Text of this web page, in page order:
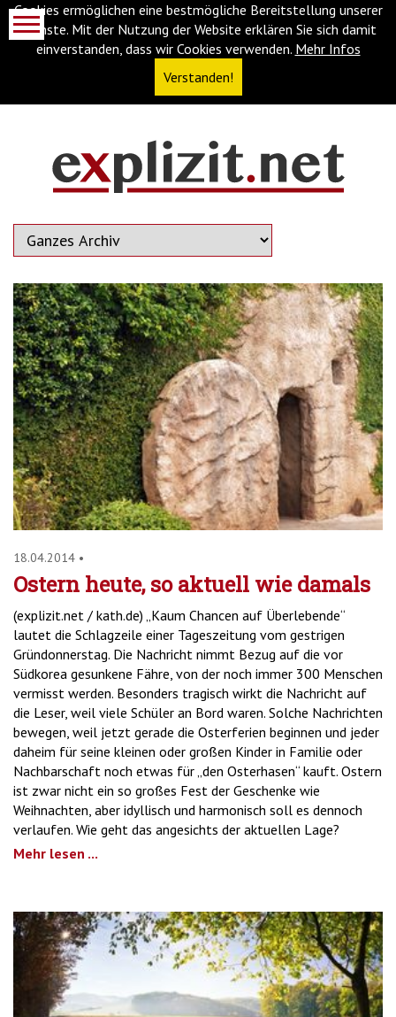
Cookies ermöglichen eine bestmögliche Bereitstellung unserer
Dienste. Mit der Nutzung der Website erklären Sie sich damit
einverstanden, dass wir Cookies verwenden. Mehr Infos
Verstanden!
(Accesskey
'1')Zur
springen
(Accesskey
'3')Zur
Suche
springen
(Accesskey
'2')
18.04.2014 •
Ostern heute, so aktuell wie damals
(explizit.net / kath.de) „Kaum Chancen auf Überlebende“
lautet die Schlagzeile einer Tageszeitung vom gestrigen
Gründonnerstag. Die Nachricht nimmt Bezug auf die vor
Südkorea gesunkene Fähre, von der noch immer 300 Menschen
vermisst werden. Besonders tragisch wirkt die Nachricht auf
die Leser, weil viele Schüler an Bord waren. Solche Nachrichten
bewegen, weil jetzt gerade die Osterferien beginnen und jeder
daheim für seine kleinen oder großen Kinder in Familie oder
Nachbarschaft noch etwas für „den Osterhasen“ kauft. Ostern
ist zwar nicht ein so großes Fest der Geschenke wie
Weihnachten, aber idyllisch und harmonisch soll es dennoch
verlaufen. Wie geht das angesichts der aktuellen Lage?
Mehr lesen ...